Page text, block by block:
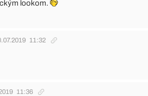
lookom.
11:32
11:36